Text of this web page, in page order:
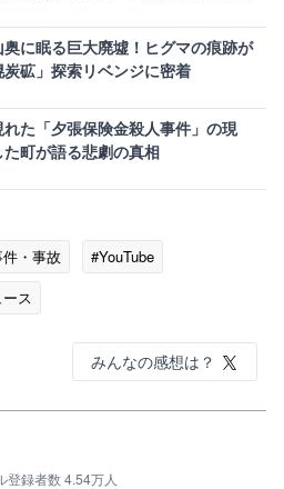
奥に眠る巨大廃墟！ヒグマの痕跡が
炭砿」探索リベンジに密着
れた「夕張保険金殺人事件」の現
町が語る悲劇の真相
・事故
#YouTube
ス
みんなの感想は？
登録者数 4.54万人